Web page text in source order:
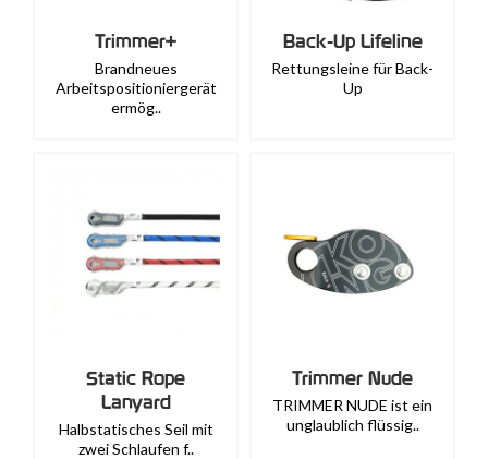
Trimmer+
Brandneues
Arbeitspositioniergerät
ermög..
Back-Up Lifeline
Rettungsleine für Back-
Up
Static Rope
Lanyard
Halbstatisches Seil mit
zwei Schlaufen f..
Trimmer Nude
TRIMMER NUDE ist ein
unglaublich flüssig..